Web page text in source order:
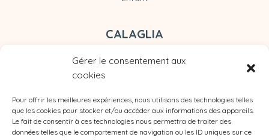
Gérer le consentement aux
cookies
Pour offrir les meilleures expériences, nous utilisons des technologies telles
que les cookies pour stocker et/ou accéder aux informations des appareils.
Le fait de consentir à ces technologies nous permettra de traiter des
données telles que le comportement de navigation ou les ID uniques sur ce
CALAGLIA